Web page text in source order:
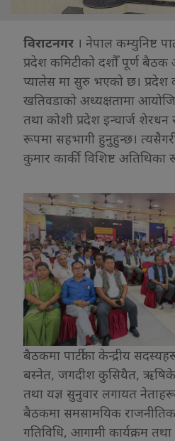
विराटनगर । नेपाल कम्युनिष्ट
प्रदेश कमिटीको दशौँ पूर्ण बैठक
प्यालेस मा सुरु भएको छ। प्रदेश
खतिवडाको अध्यक्षतामा
तथा कोशी प्रदेश इन्चार्ज शेरधन
रूपमा सहभागी हुनुहुन्छ।
कुमार कार्की विशिष्ट
बैठकमा पार्टीका केन्द्रीय
बस्नेत, जगदीश कुसियैत,
तथा यज्ञ सुनुवार लगायत
बैठकमा समसामयिक
गतिविधि, आगामी कार्यक्रम तथा